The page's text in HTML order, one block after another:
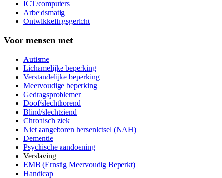
ICT/computers
Arbeidsmatig
Ontwikkelingsgericht
Voor mensen met
Autisme
Lichamelijke beperking
Verstandelijke beperking
Meervoudige beperking
Gedragsproblemen
Doof/slechthorend
Blind/slechtziend
Chronisch ziek
Niet aangeboren hersenletsel (NAH)
Dementie
Psychische aandoening
Verslaving
EMB (Ernstig Meervoudig Beperkt)
Handicap